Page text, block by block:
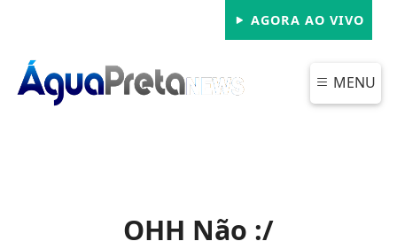
AGORA AO VIVO
MENU
OHH Não :/